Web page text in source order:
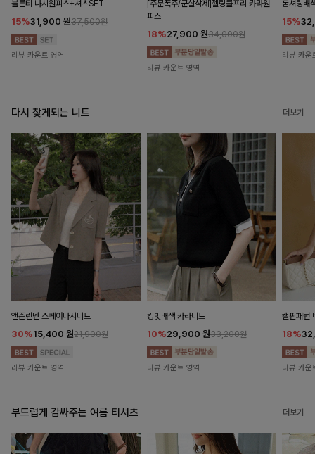
블룬티 나시원피스+셔츠SET
15%31,900 원37,500원
리뷰 카운트 영역
[주문폭주/군살삭제]젤링클프리 카라원
피스
18%27,900 원34,000원
리뷰 카운트 영역
롬셔링배
15%
리뷰 카운
다시 찾게되는 니트 더보기
앤즌린넨 스퀘어나시니트
30%15,400 원21,900원
리뷰 카운트 영역
킹밋배색 카라니트
10%29,900 원33,200원
리뷰 카운트 영역
캘핀패턴
18%
리뷰 카운
부드럽게 감싸주는 여름 티셔츠 더보기